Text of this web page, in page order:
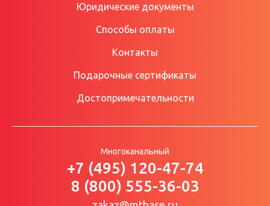
Юридические документы
Способы оплаты
Контакты
Подарочные сертификаты
Достопримечательности
Многоканальный
+7 (495) 120-47-74
8 (800) 555-36-03